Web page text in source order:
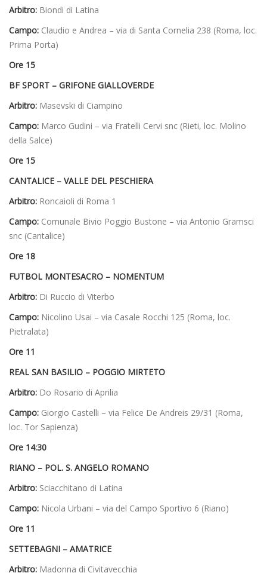
Arbitro: Biondi di Latina
Campo: Claudio e Andrea – via di Santa Cornelia 238 (Roma, loc.
Prima Porta)
Ore 15
BF SPORT – GRIFONE GIALLOVERDE
Arbitro: Masevski di Ciampino
Campo: Marco Gudini – via Fratelli Cervi snc (Rieti, loc. Molino
della Salce)
Ore 15
CANTALICE – VALLE DEL PESCHIERA
Arbitro: Roncaioli di Roma 1
Campo: Comunale Bivio Poggio Bustone – via Antonio Gramsci
snc (Cantalice)
Ore 18
FUTBOL MONTESACRO – NOMENTUM
Arbitro: Di Ruccio di Viterbo
Campo: Nicolino Usai – via Casale Rocchi 125 (Roma, loc.
Pietralata)
Ore 11
REAL SAN BASILIO – POGGIO MIRTETO
Arbitro: Do Rosario di Aprilia
Campo: Giorgio Castelli – via Felice De Andreis 29/31 (Roma,
loc. Tor Sapienza)
Ore 14:30
RIANO – POL. S. ANGELO ROMANO
Arbitro: Sciacchitano di Latina
Campo: Nicola Urbani – via del Campo Sportivo 6 (Riano)
Ore 11
SETTEBAGNI – AMATRICE
Arbitro: Madonna di Civitavecchia